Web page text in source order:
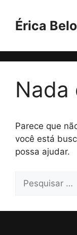
Érica
Nada
Parece que
você está
possa ajudar.